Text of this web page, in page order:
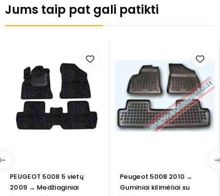
Jums taip pat gali patikti
PEUGEOT 5008 5 vietų
2009 → Medžiaginiai
Peugeot 5008 2010 →
Guminiai kilimėliai su